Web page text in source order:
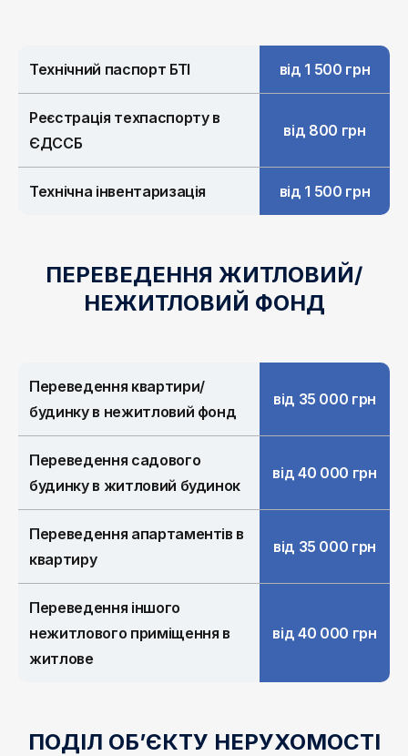
Технічний паспорт БТІ від 1 500 грн
Реєстрація техпаспорту в
ЄДССБ
від 800 грн
Технічна інвентаризація від 1 500 грн
ПЕРЕВЕДЕННЯ ЖИТЛОВИЙ/
НЕЖИТЛОВИЙ ФОНД
Переведення квартири/
будинку в нежитловий фонд
від 35 000 грн
Переведення садового
будинку в житловий будинок
від 40 000 грн
Переведення апартаментів в
квартиру
від 35 000 грн
Переведення іншого
нежитлового приміщення в
житлове
від 40 000 грн
ПОДІЛ ОБ’ЄКТУ НЕРУХОМОСТІ